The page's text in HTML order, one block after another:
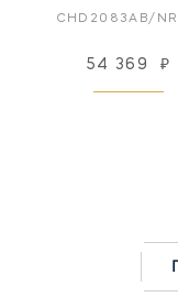
CHD2083AB/
54 369 ₽